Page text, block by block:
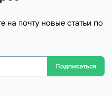
на почту новые статьи по
Подписаться